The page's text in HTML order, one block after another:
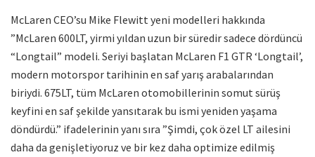
McLaren CEO’su Mike Flewitt yeni modelleri hakkında
”McLaren 600LT, yirmi yıldan uzun bir süredir sadece dördüncü
“Longtail” modeli. Seriyi başlatan McLaren F1 GTR ‘Longtail’,
modern motorspor tarihinin en saf yarış arabalarından
biriydi. 675LT, tüm McLaren otomobillerinin somut sürüş
keyfini en saf şekilde yansıtarak bu ismi yeniden yaşama
döndürdü.” ifadelerinin yanı sıra ”Şimdi, çok özel LT ailesini
daha da genişletiyoruz ve bir kez daha optimize edilmiş